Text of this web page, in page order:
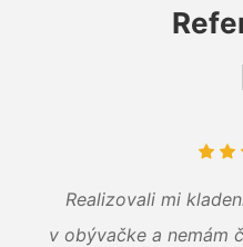
Realizovali mi
v obývačke a nemám